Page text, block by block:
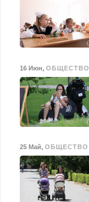
16 Июн, ОБЩЕСТВО
25 Май, ОБЩЕСТВО